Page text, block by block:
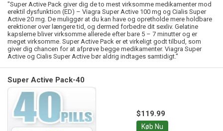
"Super Active Pack giver dig de to mest virksomme medikamenter mod
erektil dysfunktion (ED) – Viagra Super Active 100 mg og Cialis Super
Active 20 mg. De muliggør at du kan have og opretholde mere holdbare
erektioner over længere tid, og dermed forbedre dit sexliv. Gelatine
kapslerne bliver virksomme allerede efter bare 5 – 7 minutter og er
meget virksomme. Super Active Pack er et virkeligt godt tilbud, som
giver dig chancen for at afprøve begge medikamenter. Viagra Super
Active og Cialis Super Active bør aldrig indtages samtidigt."
Super Active Pack-40
$119.99
Køb Nu